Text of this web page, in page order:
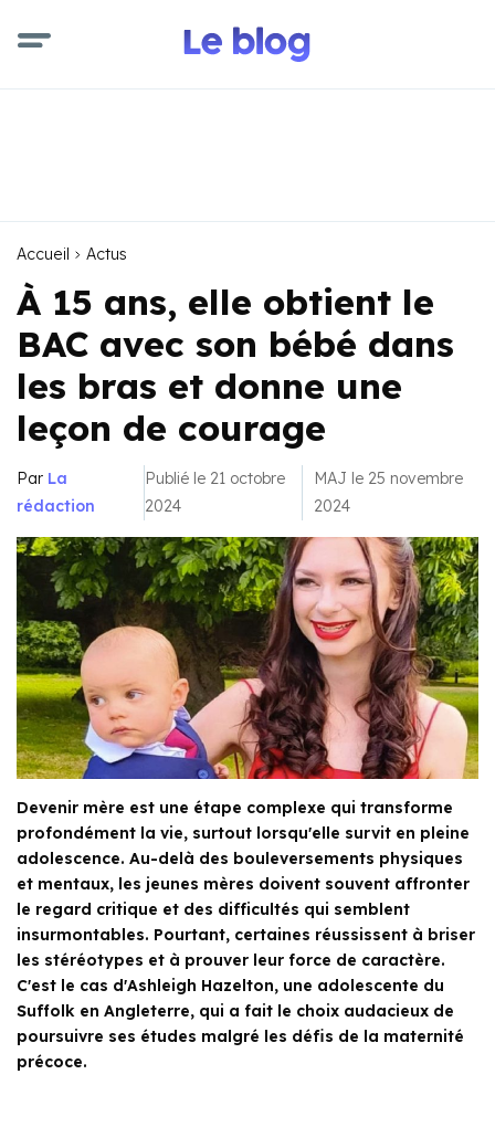
Accueil Actus
À 15 ans, elle obtient le
BAC avec son bébé dans
les bras et donne une
leçon de courage
Par La
rédaction
Publié le 21 octobre
2024
MAJ le 25 novembre
2024
Devenir mère est une étape complexe qui transforme
profondément la vie, surtout lorsqu'elle survit en pleine
adolescence. Au-delà des bouleversements physiques
et mentaux, les jeunes mères doivent souvent affronter
le regard critique et des difficultés qui semblent
insurmontables. Pourtant, certaines réussissent à briser
les stéréotypes et à prouver leur force de caractère.
C'est le cas d'Ashleigh Hazelton, une adolescente du
Suffolk en Angleterre, qui a fait le choix audacieux de
poursuivre ses études malgré les défis de la maternité
précoce.